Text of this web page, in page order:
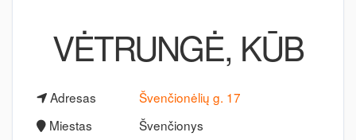
VĖTRUNGĖ, KŪB
Adresas
Švenčionėlių g. 17
Miestas
Švenčionys